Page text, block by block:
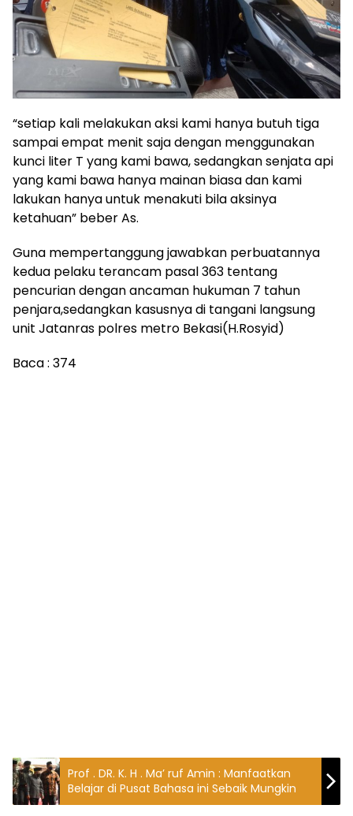
“setiap kali melakukan aksi kami hanya butuh tiga
sampai empat menit saja dengan menggunakan
kunci liter T yang kami bawa, sedangkan senjata api
yang kami bawa hanya mainan biasa dan kami
lakukan hanya untuk menakuti bila aksinya
ketahuan” beber As.
Guna mempertanggung jawabkan perbuatannya
kedua pelaku terancam pasal 363 tentang
pencurian dengan ancaman hukuman 7 tahun
penjara,sedangkan kasusnya di tangani langsung
unit Jatanras polres metro Bekasi(H.Rosyid)
Baca : 374
Prof . DR. K. H . Ma’ ruf Amin : Manfaatkan
Belajar di Pusat Bahasa ini Sebaik Mungkin